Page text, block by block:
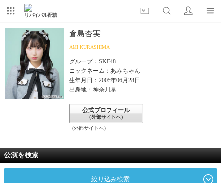
リバイバル配信
倉島杏実
AMI KURASHIMA
グループ：SKE48
ニックネーム：あみちゃん
生年月日：2005年06月28日
出身地：神奈川県
公式プロフィール
（外部サイトへ）
（外部サイトへ）
公演を検索
絞り込み検索